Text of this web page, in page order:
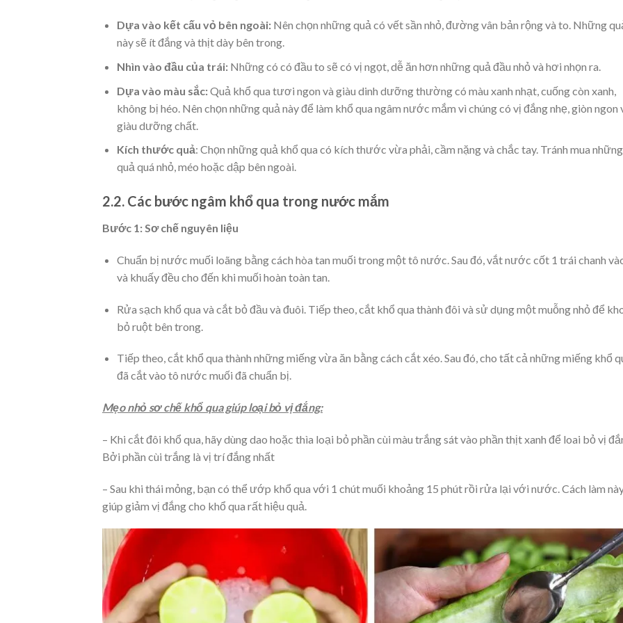
Dựa vào kết cấu vỏ bên ngoài:Nên chọn những quả có vết sần nhỏ, đường vân bản rộng và to. Những
này sẽ ít đắng và thịt dày bên trong.
Nhìn vào đầu của trái:Những có có đầu to sẽ có vị ngọt, dễ ăn hơn những quả đầu nhỏ và hơi nhọn ra.
Dựa vào màu sắc:Quả khổ qua tươi ngon và giàu dinh dưỡng thường có màu xanh nhạt, cuống còn xanh,
không bị héo. Nên chọn những quả này để làm khổ qua ngâm nước mắm vì chúng có vị đắng nhẹ, giòn ngon
giàu dưỡng chất.
Kích thước quả: Chọn những quả khổ qua có kích thước vừa phải, cầm nặng và chắc tay. Tránh mua những
quả quá nhỏ, méo hoặc dập bên ngoài.
2.2. Các bước ngâm khổ qua trong nước mắm
Bước 1: Sơ chế nguyên liệu
Chuẩn bị nước muối loãng bằng cách hòa tan muối trong một tô nước. Sau đó, vắt nước cốt 1 trái chanh
và khuấy đều cho đến khi muối hoàn toàn tan.
Rửa sạch khổ qua và cắt bỏ đầu và đuôi. Tiếp theo, cắt khổ qua thành đôi và sử dụng một muỗng nhỏ để
bỏ ruột bên trong.
Tiếp theo, cắt khổ qua thành những miếng vừa ăn bằng cách cắt xéo. Sau đó, cho tất cả những miếng khổ
đã cắt vào tô nước muối đã chuẩn bị.
Mẹo nhỏ sơ chế khổ qua giúp loại bỏ vị đắng:
– Khi cắt đôi khổ qua, hãy dùng dao hoặc thìa loại bỏ phần cùi màu trắng sát vào phần thịt xanh để loai bỏ vị
Bởi phần cùi trắng là vị trí đắng nhất
– Sau khi thái mỏng, bạn có thể ướp khổ qua với 1 chút muối khoảng 15 phút rồi rửa lại với nước. Cách làm
giúp giảm vị đắng cho khổ qua rất hiệu quả.